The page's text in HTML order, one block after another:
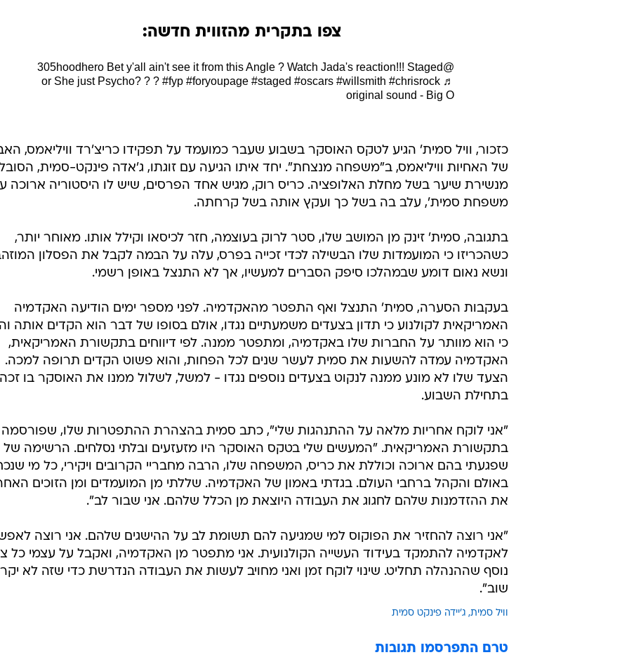
צפו בתקרית מהזווית חדשה:
@305hoodhero
Bet y'all ain't see it from this Angle ? Watch Jada's reaction!!! Staged
or She just Psycho? ? ? #fyp #foryoupage #staged #oscars #willsmith #chrisrock ♬
original sound - Big O
כזכור, וויל סמית' הגיע לטקס האוסקר בשבוע שעבר כמועמד על תפקידו כריצ'רד וויליאמס,
של האחיות וויליאמס, ב"משפחה מנצחת". יחד איתו הגיעה עם זוגתו, ג'אדה פינקט-סמית,
מנשירת שיער בשל מחלת האלופציה. כריס רוק, מגיש אחד הפרסים, שיש לו היסטוריה ארוכה
משפחת סמית', עלב בה בשל כך ועקץ אותה בשל קרחתה.
בתגובה, סמית' זינק מן המושב שלו, סטר לרוק בעוצמה, חזר לכיסאו וקילל אותו. מאוחר יותר,
כשהכריזו כי המועמדות שלו הבשילה לכדי זכייה בפרס, עלה על הבמה לקבל את הפסלון
ונשא נאום דומע שבמהלכו סיפק הסברים למעשיו, אך לא התנצל באופן רשמי.
בעקבות הסערה, סמית' התנצל ואף התפטר מהאקדמיה. לפני מספר ימים הודיעה האקדמיה
האמריקאית לקולנוע כי תדון בצעדים משמעתיים נגדו, אולם בסופו של דבר הוא הקדים אותה
כי הוא מוותר על החברות שלו באקדמיה, ומתפטר ממנה. לפי דיווחים בתקשורת האמריקאית,
האקדמיה עמדה להשעות את סמית לעשר שנים לכל הפחות, והוא פשוט הקדים תרופה למכה.
הצעד שלו לא מונע ממנה לנקוט בצעדים נוספים נגדו - למשל, לשלול ממנו את האוסקר בו זכה
בתחילת השבוע.
"אני לוקח אחריות מלאה על ההתנהגות שלי", כתב סמית בהצהרת ההתפטרות שלו, שפורסמה
בתקשורת האמריקאית. "המעשים שלי בטקס האוסקר היו מזעזעים ובלתי נסלחים. הרשימה של
שפגעתי בהם ארוכה וכוללת את כריס, המשפחה שלו, הרבה מחבריי הקרובים ויקירי, כל מי
באולם והקהל ברחבי העולם. בגדתי באמון של האקדמיה. שללתי מן המועמדים ומן הזוכים
את ההזדמנות שלהם לחגוג את העבודה היוצאת מן הכלל שלהם. אני שבור לב".
"אני רוצה להחזיר את הפוקוס למי שמגיעה להם תשומת לב על ההישגים שלהם. אני רוצה
לאקדמיה להתמקד בעידוד העשייה הקולנועית. אני מתפטר מן האקדמיה, ואקבל על עצמי כל
נוסף שההנהלה תחליט. שינוי לוקח זמן ואני מחויב לעשות את העבודה הנדרשת כדי שזה לא
שוב".
וויל סמית ג'יידה פינקט סמית
טרם התפרסמו תגובות